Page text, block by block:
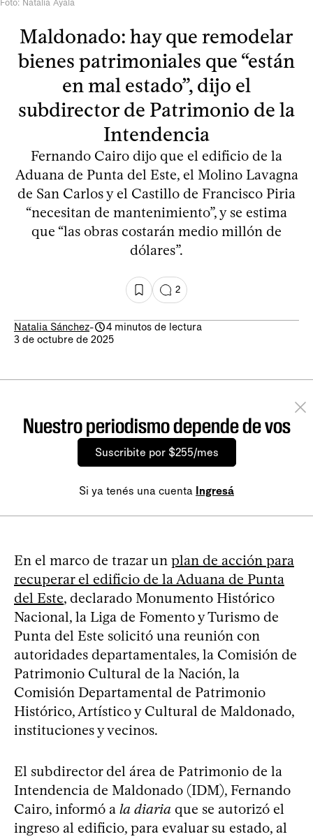
Foto: Natalia Ayala
Maldonado: hay que remodelar
bienes patrimoniales que “están
en mal estado”, dijo el
subdirector de Patrimonio de la
Intendencia
Fernando Cairo dijo que el edificio de la
Aduana de Punta del Este, el Molino Lavagna
de San Carlos y el Castillo de Francisco Piria
“necesitan de mantenimiento”, y se estima
que “las obras costarán medio millón de
dólares”.
2
Natalia Sánchez-
4 minutos de lectura
3 de octubre de 2025
Nuestro periodismo depende de vos
Suscribite por $255/mes
Si ya tenés una cuenta Ingresá
En el marco de trazar un plan de acción para
recuperar el edificio de la Aduana de Punta
del Este, declarado Monumento Histórico
Nacional, la Liga de Fomento y Turismo de
Punta del Este solicitó una reunión con
autoridades departamentales, la Comisión de
Patrimonio Cultural de la Nación, la
Comisión Departamental de Patrimonio
Histórico, Artístico y Cultural de Maldonado,
instituciones y vecinos.
El subdirector del área de Patrimonio de la
Intendencia de Maldonado (IDM), Fernando
Cairo, informó a la diaria que se autorizó el
ingreso al edificio, para evaluar su estado, al